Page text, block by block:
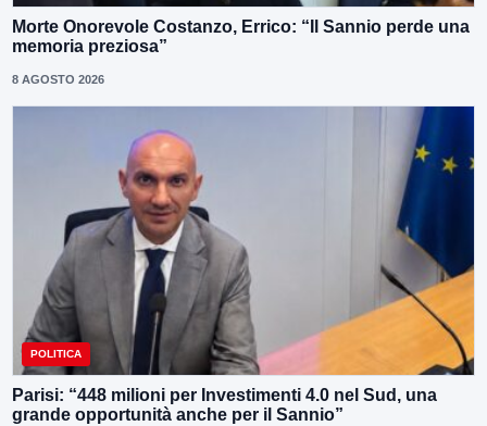
Morte Onorevole Costanzo, Errico: “Il Sannio perde una
memoria preziosa”
8 AGOSTO 2026
POLITICA
Parisi: “448 milioni per Investimenti 4.0 nel Sud, una
grande opportunità anche per il Sannio”